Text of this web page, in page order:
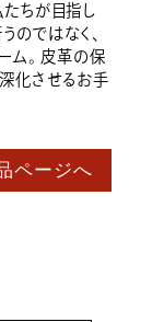
たちが目指し
のではなく、
ム。 皮革の保
化させるお手
ページへ